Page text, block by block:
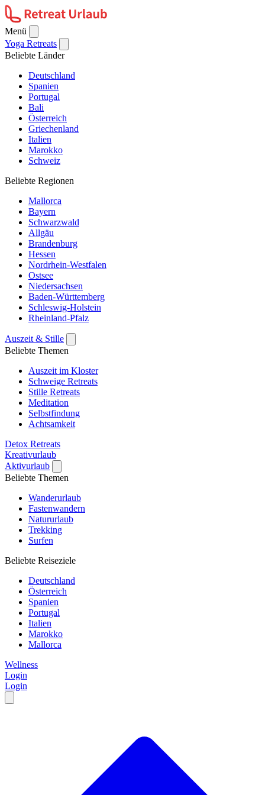
Menü
Yoga Retreats
Beliebte Länder
Deutschland
Spanien
Portugal
Bali
Österreich
Griechenland
Italien
Marokko
Schweiz
Beliebte Regionen
Mallorca
Bayern
Schwarzwald
Allgäu
Brandenburg
Hessen
Nordrhein-Westfalen
Ostsee
Niedersachsen
Baden-Württemberg
Schleswig-Holstein
Rheinland-Pfalz
Auszeit & Stille
Beliebte Themen
Auszeit im Kloster
Schweige Retreats
Stille Retreats
Meditation
Selbstfindung
Achtsamkeit
Detox Retreats
Kreativurlaub
Aktivurlaub
Beliebte Themen
Wanderurlaub
Fastenwandern
Natururlaub
Trekking
Surfen
Beliebte Reiseziele
Deutschland
Österreich
Spanien
Portugal
Italien
Marokko
Mallorca
Wellness
Login
Login